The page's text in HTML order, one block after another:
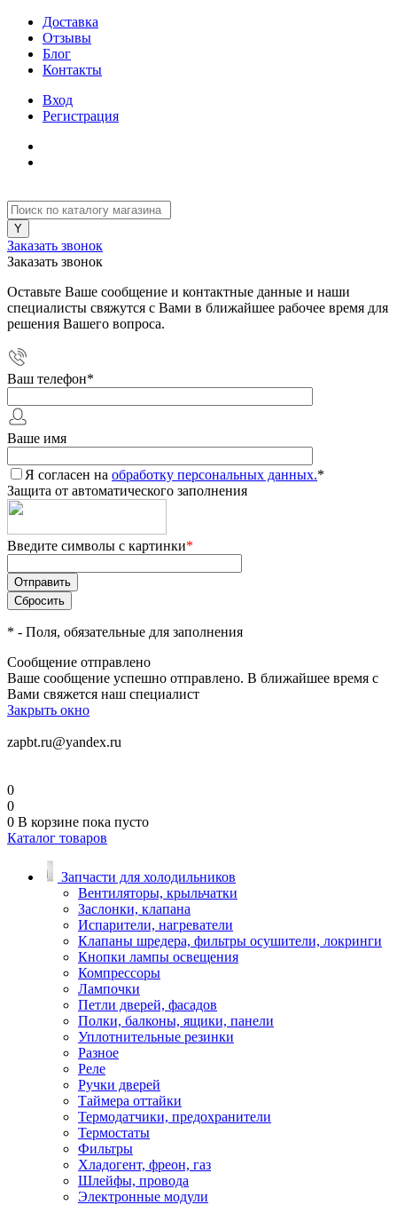
Доставка
Отзывы
Блог
Контакты
Вход
Регистрация
Заказать звонок
Заказать звонок
Оставьте Ваше сообщение и контактные данные и наши
специалисты свяжутся с Вами в ближайшее рабочее время для
решения Вашего вопроса.
Ваш телефон*
Ваше имя
Я согласен на обработку персональных данных.*
Защита от автоматического заполнения
Введите символы с картинки*
* - Поля, обязательные для заполнения
Сообщение отправлено
Ваше сообщение успешно отправлено. В ближайшее время с
Вами свяжется наш специалист
Закрыть окно
zapbt.ru@yandex.ru
0
0
0 В корзине пока пусто
Каталог товаров
Запчасти для холодильников
Вентиляторы, крыльчатки
Заслонки, клапана
Испарители, нагреватели
Клапаны шредера, фильтры осушители, локринги
Кнопки лампы освещения
Компрессоры
Лампочки
Петли дверей, фасадов
Полки, балконы, ящики, панели
Уплотнительные резинки
Разное
Реле
Ручки дверей
Таймера оттайки
Термодатчики, предохранители
Термостаты
Фильтры
Хладогент, фреон, газ
Шлейфы, провода
Электронные модули